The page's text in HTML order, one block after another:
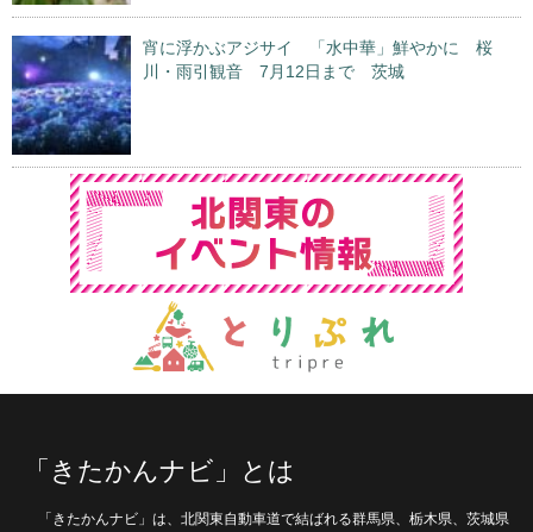
宵に浮かぶアジサイ 「水中華」鮮やかに 桜
川・雨引観音 7月12日まで 茨城
「きたかんナビ」とは
「きたかんナビ」は、北関東自動車道で結ばれる群馬県、栃木県、茨城県